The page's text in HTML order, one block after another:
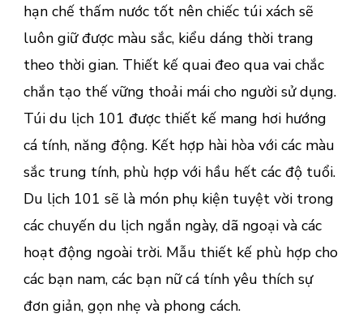
hạn chế thấm nước tốt nên chiếc túi xách sẽ
luôn giữ được màu sắc, kiểu dáng thời trang
theo thời gian. Thiết kế quai đeo qua vai chắc
chắn tạo thế vững thoải mái cho người sử dụng.
Túi du lịch 101 được thiết kế mang hơi hướng
cá tính, năng động. Kết hợp hài hòa với các màu
sắc trung tính, phù hợp với hầu hết các độ tuổi.
Du lịch 101 sẽ là món phụ kiện tuyệt vời trong
các chuyến du lịch ngắn ngày, dã ngoại và các
hoạt động ngoài trời. Mẫu thiết kế phù hợp cho
các bạn nam, các bạn nữ cá tính yêu thích sự
đơn giản, gọn nhẹ và phong cách.